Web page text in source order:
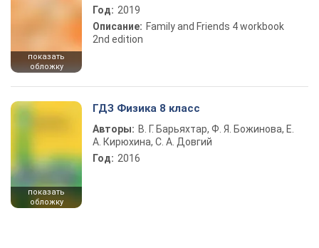
показать
обложку
Год: 2019
Описание: Family and Friends 4 workbook
2nd edition
показать
обложку
ГДЗ Физика 8 класс
Авторы: В. Г. Барьяхтар, Ф. Я. Божинова, Е.
А. Кирюхина, С. А. Довгий
Год: 2016